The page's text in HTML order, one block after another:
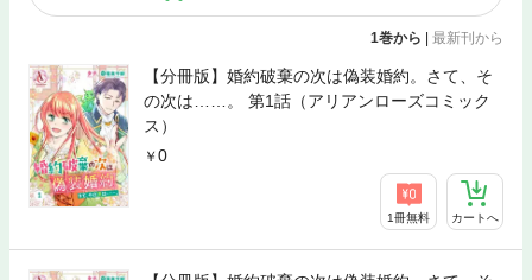
1巻から 最新刊から
【分冊版】婚約破棄の次は偽装婚約。さて、そ
の次は……。 第1話（アリアンローズコミック
ス）
0
1冊無料 カートへ